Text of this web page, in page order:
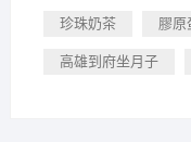
珍珠奶茶 膠原
高雄到府坐月子